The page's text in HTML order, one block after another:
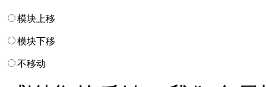
模块上移
模块下移
不移动